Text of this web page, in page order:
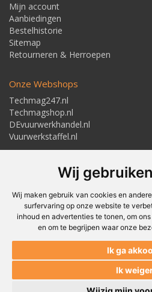
Wij
Wij maken gebruik van cookies en
surfervaring op onze website te
inhoud en advertenties te tonen, om
en om te begrijpen waar onze
Ik ga
Ik
Mijn account
Aanbiedingen
Bestelhistorie
Sitemap
Retourneren & Herroepen
Onze Webshops
Techmag247.nl
Techmagshop.nl
DEvuurwerkhandel.nl
Vuurwerkstaffel.nl
Adresgegevens
Textielstraat 4, 7483 PB
Telefoon: 053-5723224
info@techmaghaaksbergen.nl
Akkoord om gemaild te worden*
Privacybeleid*